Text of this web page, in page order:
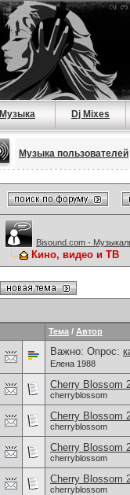
Музыка Dj Mixes
Музыка пользователей
Bisound.com -
Кино, видео и ТВ
Тема / Автор
Важно: Опрос:
Елена 1988
Cherry Blossom
cherryblossom
Cherry Blossom
cherryblossom
Cherry Blossom
cherryblossom
Cherry Blossom
cherryblossom